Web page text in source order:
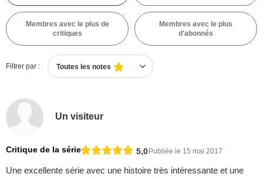
Membres avec le plus de
critiques
Membres avec le plus
d'abonnés
Filtrer par : Toutes les notes
Un visiteur
Critique de la série 5,0Publiée le 15 mai 2017
Une excellente série avec une histoire très intéressante et une